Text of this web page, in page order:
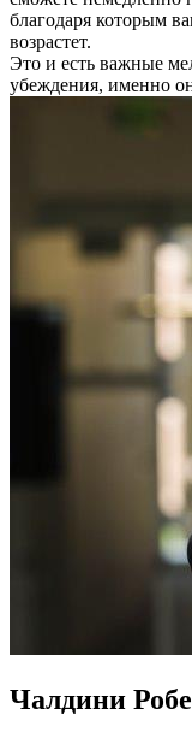
благодаря которым
возрастет.
Это и есть важные
убеждения, именно
Чалдини